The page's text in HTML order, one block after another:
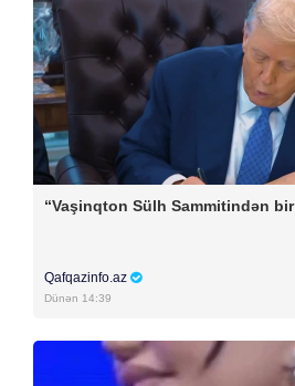
“Vaşinqton Sülh Sammitindən
Qafqazinfo.az
Dünən 14:39